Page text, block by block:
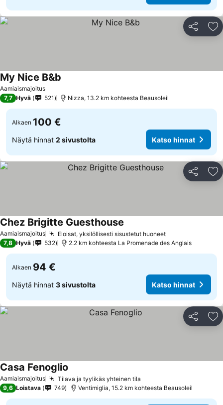
Jaa
Aamiaismajoitus
My Nice B&b
7,7 Hyvä 521 Nizza, 13.2 km kohteesta Beausoleil
Alkaen 100 €
Näytä hinnat 2 sivustolta Katso hinnat
Jaa
Aamiaismajoitus Eloisat, yksilöllisesti sisustetut huoneet
Chez Brigitte Guesthouse
7,8 Hyvä 532 2.2 km kohteesta La Promenade des Anglais
Alkaen 94 €
Näytä hinnat 3 sivustolta Katso hinnat
Jaa
Aamiaismajoitus Tilava ja tyylikäs yhteinen tila
Casa Fenoglio
9,6 Loistava 749 Ventimiglia, 15.2 km kohteesta Beausoleil